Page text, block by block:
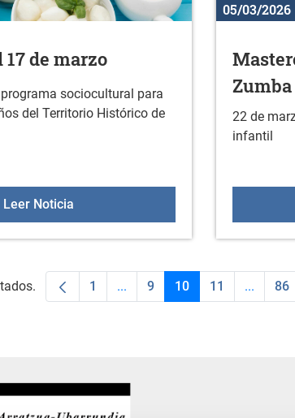
17 de marzo
sociocultural para
del Territorio Histórico de
Leer Noticia
05/03/2026
22 de
infantil
Página
1 ...Páginas intermedias Use TAB
Página
9 Página
10 Página
11 ... 86